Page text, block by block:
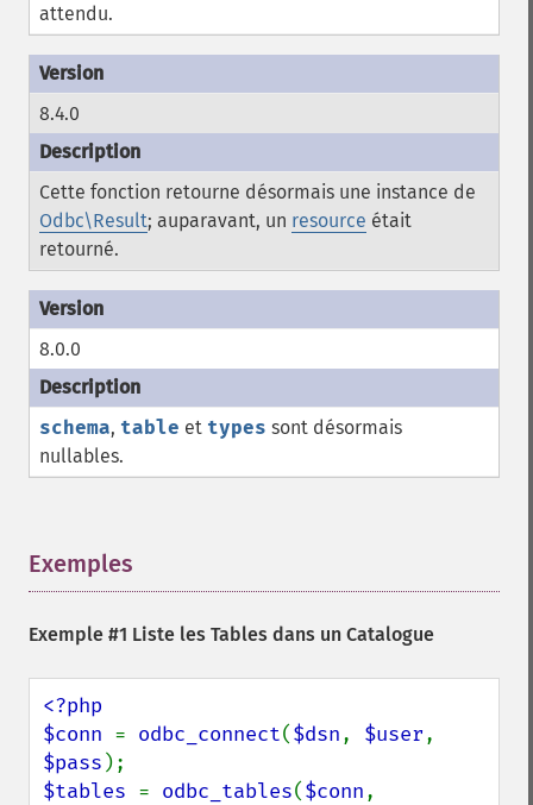
attendu.
8.4.0
Cette fonction retourne désormais une instance de
Odbc\Result; auparavant, un resource était
retourné.
8.0.0
schema, table et types sont désormais
nullables.
Exemples
Exemple #1 Liste les Tables dans un Catalogue
<?php
$conn = odbc_connect($dsn, $user
$pass
$tables = odbc_tables($conn